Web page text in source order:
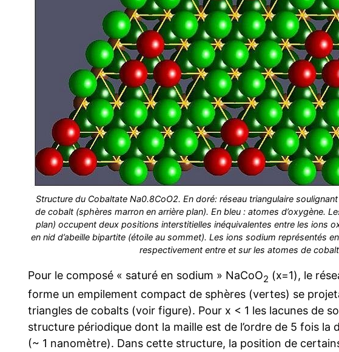
Structure du Cobaltate Na0.8CoO2. En doré: réseau triangulaire
de cobalt (sphères marron en arrière plan). En bleu : atomes d’oxygène.
plan) occupent deux positions interstitielles inéquivalentes entre les ions
en nid d’abeille bipartite (étoile au sommet). Les ions sodium représentés
respectivement entre et sur les atomes de cobalt
Pour le composé « saturé en sodium » NaCoO2 (x=1), le
forme un empilement compact de sphères (vertes) se
triangles de cobalts (voir figure). Pour x < 1 les lacunes de
structure périodique dont la maille est de l’ordre de 5 fois la
(~ 1 nanomètre). Dans cette structure, la position de